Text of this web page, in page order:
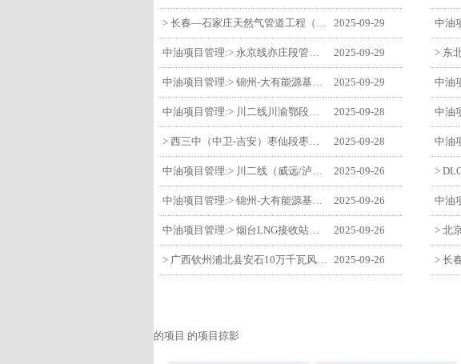
2025-09-29
2025-09-29
2025-09-29
2025-09-28
2025-09-28
2025-09-26
2025-09-26
2025-09-26
2025-09-26
的项目 的项目掠影